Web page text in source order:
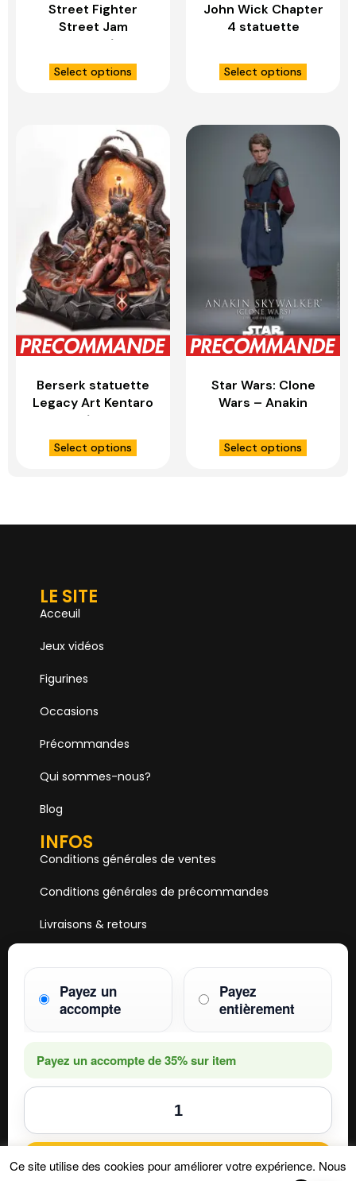
Payez un
accompte
Payez
entièrement
Payez un accompte de35%sur item
Ajouter au panier
Street Fighter
Street Jam
statuettes 1/10 Ken
& Vega Set – PCS
COLLECTIBLES
Select options
John Wick Chapter
4 statuette
Masterline Series
1/4 John Wick
Select options
Berserk statuette
Legacy Art Kentaro
Miura 1/4 Guts &
Casca – PRIME 1
STUDIO
Select options
Star Wars: Clone
Wars – Anakin
TOYS
Select options
LE SITE
Acceuil
Jeux vidéos
Figurines
Occasions
Précommandes
Qui sommes-nous?
Blog
INFOS
Conditions générales de ventes
Conditions générales de précommandes
Livraisons & retours
Paiements
HOBBY ONE
75011 PARIS
Mail. hobby1shop@gmail.com
NOUS SUIVRE
Ce site utilise des cookies pour améliorer votre expérience. Nous